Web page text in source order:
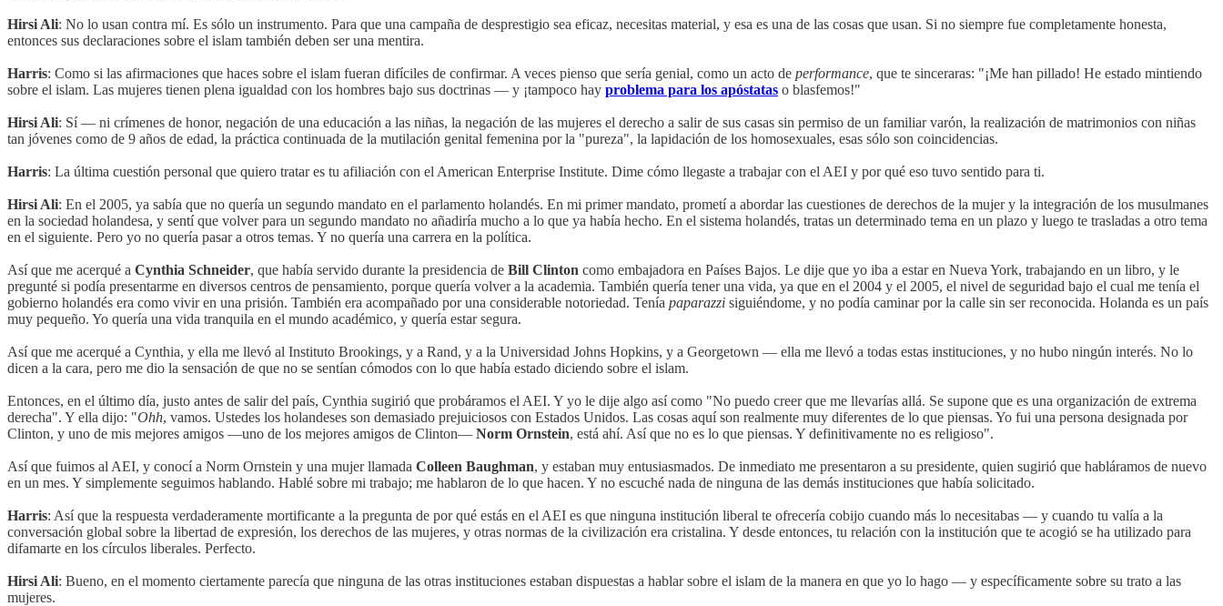
Hirsi Ali: No lo usan contra mí. Es sólo un instrumento. Para que una campaña de desprestigio sea eficaz, necesitas material, y esa es una de las cosas que usan. Si no siempre fue completamente honesta,
entonces sus declaraciones sobre el islam también deben ser una mentira.
Harris: Como si las afirmaciones que haces sobre el islam fueran difíciles de confirmar. A veces pienso que sería genial, como un acto de performance, que te sinceraras: "¡Me han pillado! He estado mintiendo
sobre el islam. Las mujeres tienen plena igualdad con los hombres bajo sus doctrinas — y ¡tampoco hay problema para los apóstatas o blasfemos!"
Hirsi Ali: Sí — ni crímenes de honor, negación de una educación a las niñas, la negación de las mujeres el derecho a salir de sus casas sin permiso de un familiar varón, la realización de matrimonios con niñas
tan jóvenes como de 9 años de edad, la práctica continuada de la mutilación genital femenina por la "pureza", la lapidación de los homosexuales, esas sólo son coincidencias.
Harris: La última cuestión personal que quiero tratar es tu afiliación con el American Enterprise Institute. Dime cómo llegaste a trabajar con el AEI y por qué eso tuvo sentido para ti.
Hirsi Ali: En el 2005, ya sabía que no quería un segundo mandato en el parlamento holandés. En mi primer mandato, prometí a abordar las cuestiones de derechos de la mujer y la integración de los musulmanes
en la sociedad holandesa, y sentí que volver para un segundo mandato no añadiría mucho a lo que ya había hecho. En el sistema holandés, tratas un determinado tema en un plazo y luego te trasladas a otro tema
en el siguiente. Pero yo no quería pasar a otros temas. Y no quería una carrera en la política.
Así que me acerqué a Cynthia Schneider, que había servido durante la presidencia de Bill Clinton como embajadora en Países Bajos. Le dije que yo iba a estar en Nueva York, trabajando en un libro, y le
pregunté si podía presentarme en diversos centros de pensamiento, porque quería volver a la academia. También quería tener una vida, ya que en el 2004 y el 2005, el nivel de seguridad bajo el cual me tenía el
gobierno holandés era como vivir en una prisión. También era acompañado por una considerable notoriedad. Tenía paparazzi siguiéndome, y no podía caminar por la calle sin ser reconocida. Holanda es un país
muy pequeño. Yo quería una vida tranquila en el mundo académico, y quería estar segura.
Así que me acerqué a Cynthia, y ella me llevó al Instituto Brookings, y a Rand, y a la Universidad Johns Hopkins, y a Georgetown — ella me llevó a todas estas instituciones, y no hubo ningún interés. No lo
dicen a la cara, pero me dio la sensación de que no se sentían cómodos con lo que había estado diciendo sobre el islam.
Entonces, en el último día, justo antes de salir del país, Cynthia sugirió que probáramos el AEI. Y yo le dije algo así como "No puedo creer que me llevarías allá. Se supone que es una organización de extrema
derecha". Y ella dijo: "Ohh, vamos. Ustedes los holandeses son demasiado prejuiciosos con Estados Unidos. Las cosas aquí son realmente muy diferentes de lo que piensas. Yo fui una persona designada por
Clinton, y uno de mis mejores amigos —uno de los mejores amigos de Clinton— Norm Ornstein, está ahí. Así que no es lo que piensas. Y definitivamente no es religioso".
Así que fuimos al AEI, y conocí a Norm Ornstein y una mujer llamada Colleen Baughman, y estaban muy entusiasmados. De inmediato me presentaron a su presidente, quien sugirió que habláramos de nuevo
en un mes. Y simplemente seguimos hablando. Hablé sobre mi trabajo; me hablaron de lo que hacen. Y no escuché nada de ninguna de las demás instituciones que había solicitado.
Harris: Así que la respuesta verdaderamente mortificante a la pregunta de por qué estás en el AEI es que ninguna institución liberal te ofrecería cobijo cuando más lo necesitabas — y cuando tu valía a la
conversación global sobre la libertad de expresión, los derechos de las mujeres, y otras normas de la civilización era cristalina. Y desde entonces, tu relación con la institución que te acogió se ha utilizado para
difamarte en los círculos liberales. Perfecto.
Hirsi Ali: Bueno, en el momento ciertamente parecía que ninguna de las otras instituciones estaban dispuestas a hablar sobre el islam de la manera en que yo lo hago — y específicamente sobre su trato a las
mujeres.